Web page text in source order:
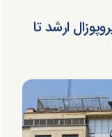
ارشد تا